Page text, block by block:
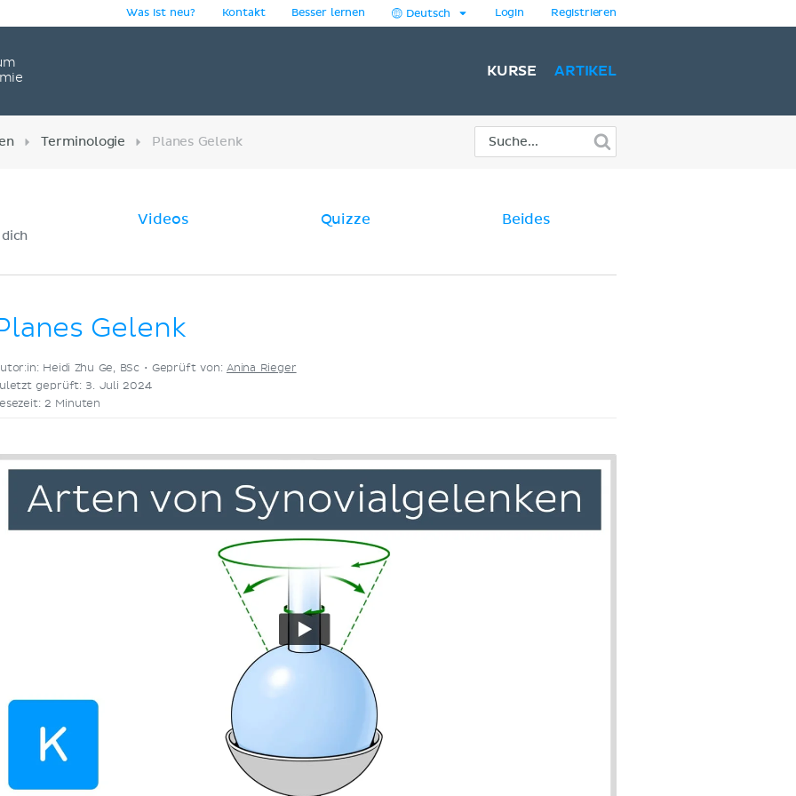
Was ist neu? Kontakt Besser lernen Deutsch Login Registrieren
KURSE ARTIKEL
Terminologie Planes Gelenk
Videos Quizze Beides
Gelenk
Heidi Zhu Ge, BSc • Geprüft von: Anina Rieger
geprüft: 3. Juli 2024
2 Minuten